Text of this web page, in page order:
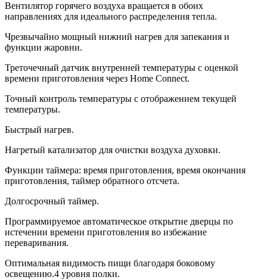
Вентилятор горячего воздуха вращается в обоих
направлениях для идеального распределения тепла.
Чрезвычайно мощный нижний нагрев для запекания и
функции жаровни.
Треточечный датчик внутренней температуры с оценкой
времени приготовления через Home Connect.
Точный контроль температуры с отображением текущей
температуры.
Быстрый нагрев.
Нагретый катализатор для очистки воздуха духовки.
Функции таймера: время приготовления, время окончания
приготовления, таймер обратного отсчета.
Долгосрочный таймер.
Программируемое автоматическое открытие дверцы по
истечении времени приготовления во избежание
переваривания.
Оптимальная видимость пищи благодаря боковому
освещению.4 уровня полки.